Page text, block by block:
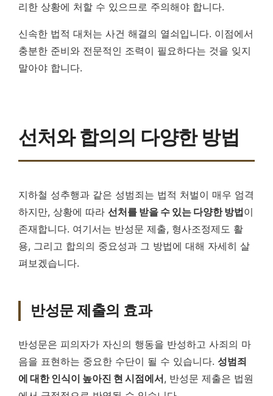
리한 상황에 처할 수 있으므로 주의해야 합니다.
신속한 법적 대처는 사건 해결의 열쇠입니다. 이점에서
충분한 준비와 전문적인 조력이 필요하다는 것을 잊지
말아야 합니다.
선처와 합의의 다양한 방법
지하철 성추행과 같은 성범죄는 법적 처벌이 매우 엄격
하지만, 상황에 따라 선처를 받을 수 있는 다양한 방법이
존재합니다. 여기서는 반성문 제출, 형사조정제도 활
용, 그리고 합의의 중요성과 그 방법에 대해 자세히 살
펴보겠습니다.
반성문 제출의 효과
반성문은 피의자가 자신의 행동을 반성하고 사죄의 마
음을 표현하는 중요한 수단이 될 수 있습니다. 성범죄
에 대한 인식이 높아진 현 시점에서, 반성문 제출은 법원